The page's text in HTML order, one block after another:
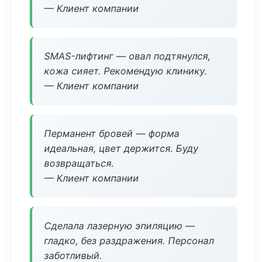
— Клиент компании
SMAS-лифтинг — овал подтянулся,
кожа сияет. Рекомендую клинику.
— Клиент компании
Перманент бровей — форма
идеальная, цвет держится. Буду
возвращаться.
— Клиент компании
Сделала лазерную эпиляцию —
гладко, без раздражения. Персонал
заботливый.